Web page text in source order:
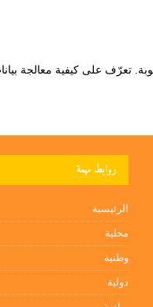
تعرّف على كيفية معالجة
روابط مهمة
الرئيسية
محلية
وطنية
دولية